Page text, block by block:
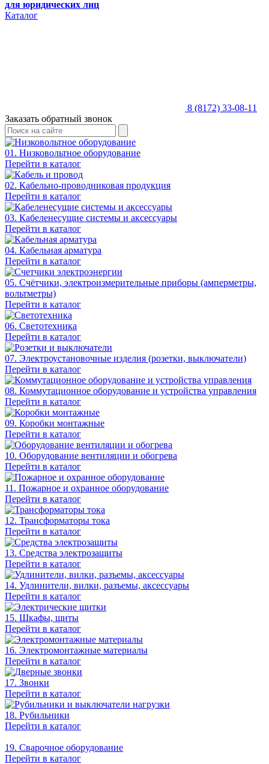
для юридических лиц
Каталог
8 (8172) 33-08-11
Заказать обратный звонок
01. Низковольтное оборудование
Перейти в каталог
02. Кабельно-проводниковая продукция
Перейти в каталог
03. Кабеленесущие системы и аксессуары
Перейти в каталог
04. Кабельная арматура
Перейти в каталог
05. Счётчики, электроизмерительные приборы (амперметры,
вольтметры)
Перейти в каталог
06. Светотехника
Перейти в каталог
07. Электроустановочные изделия (розетки, выключатели)
Перейти в каталог
08. Коммутационное оборудование и устройства управления
Перейти в каталог
09. Коробки монтажные
Перейти в каталог
10. Оборудование вентиляции и обогрева
Перейти в каталог
11. Пожарное и охранное оборудование
Перейти в каталог
12. Трансформаторы тока
Перейти в каталог
13. Средства электрозащиты
Перейти в каталог
14. Удлинители, вилки, разъемы, аксессуары
Перейти в каталог
15. Шкафы, щиты
Перейти в каталог
16. Электромонтажные материалы
Перейти в каталог
17. Звонки
Перейти в каталог
18. Рубильники
Перейти в каталог
19. Сварочное оборудование
Перейти в каталог